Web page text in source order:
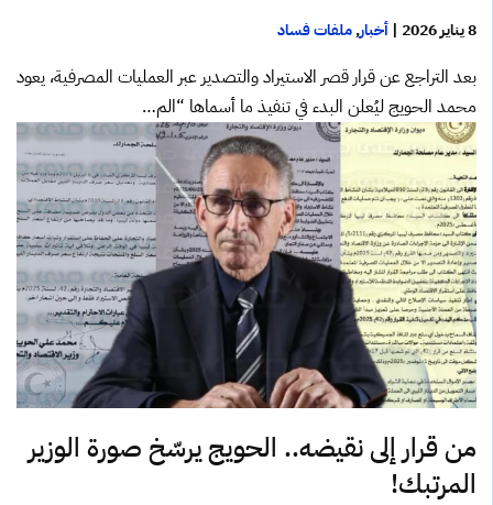
8 يناير 2026 | أخبار,ملفات فساد
بعد التراجع عن قرار قصر الاستيراد والتصدير عبر العمليات المصرفية، يعود
محمد الحويج ليُعلن البدء في تنفيذ ما أسماها “الم…
من قرار إلى نقيضه.. الحويج يرسّخ صورة الوزير
المرتبك!